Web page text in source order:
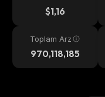
$1,16
Toplam Arz
970,118,185